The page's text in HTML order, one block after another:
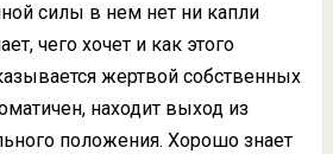
силы в нем нет ни капли
чего хочет и как этого
жертвой собственных
находит выход из
положения. Хорошо знает